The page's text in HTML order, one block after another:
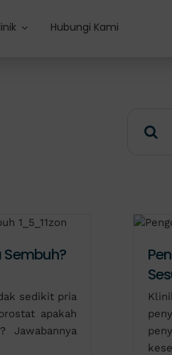
Hubungi Kami
for:
Sembuh?
sedikit pria
apakah
Jawabannya